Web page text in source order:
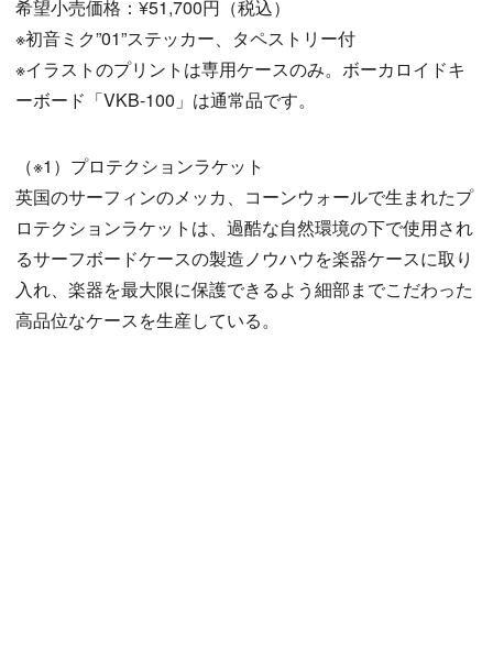
希望小売価格：¥51,700円（税込）
※初音ミク”01”ステッカー、タペストリー付
※イラストのプリントは専用ケースのみ。ボーカロイドキ
ーボード「VKB-100」は通常品です。
（※1）プロテクションラケット
英国のサーフィンのメッカ、コーンウォールで生まれたプ
ロテクションラケットは、過酷な自然環境の下で使用され
るサーフボードケースの製造ノウハウを楽器ケースに取り
入れ、楽器を最大限に保護できるよう細部までこだわった
高品位なケースを生産している。